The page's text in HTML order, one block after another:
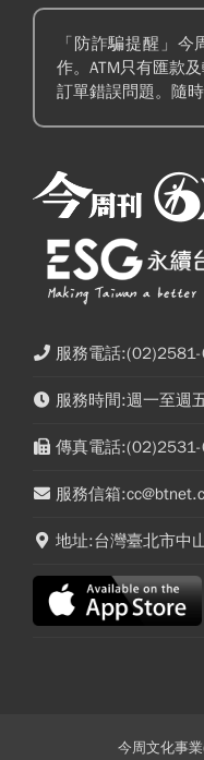
「防詐騙提醒」
作。ATM只有匯款
訂單錯誤問題。隨
服務電話
服務時間:週一至
傳真電話
服務信箱
地址:台灣臺北市中
今周文化事